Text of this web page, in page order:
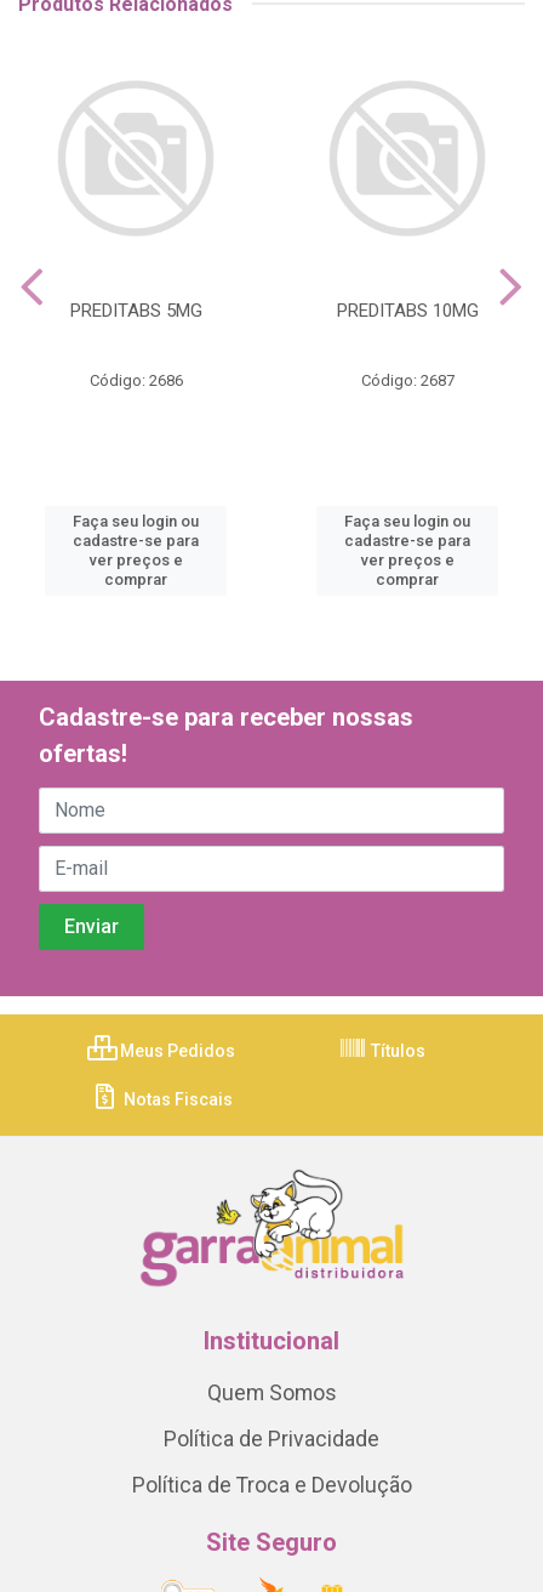
PREDITABS 5MG
Código: 2686
Faça seu login ou
cadastre-se para
ver preços e
comprar
PREDITABS 10MG
Código: 2687
Faça seu login ou
cadastre-se para
ver preços e
comprar
Cadastre-se para receber nossas
ofertas!
Meus Pedidos Títulos
Notas Fiscais
Institucional
Quem Somos
Política de Privacidade
Política de Troca e Devolução
Site Seguro